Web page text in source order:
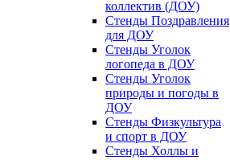
коллектив (ДОУ)
Стенды Поздравления
для ДОУ
Стенды Уголок
логопеда в ДОУ
Стенды Уголок
природы и погоды в
ДОУ
Стенды Физкультура
и спорт в ДОУ
Стенды Холлы и